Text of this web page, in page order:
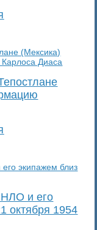
НЛО и его
октября 1954